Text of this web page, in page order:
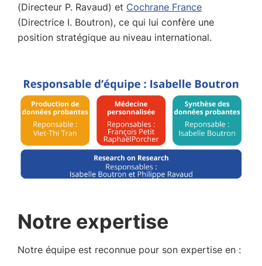
(Directeur P. Ravaud) et Cochrane France
(Directrice I. Boutron), ce qui lui confère une
position stratégique au niveau international.
Notre expertise
Notre équipe est reconnue pour son expertise en :